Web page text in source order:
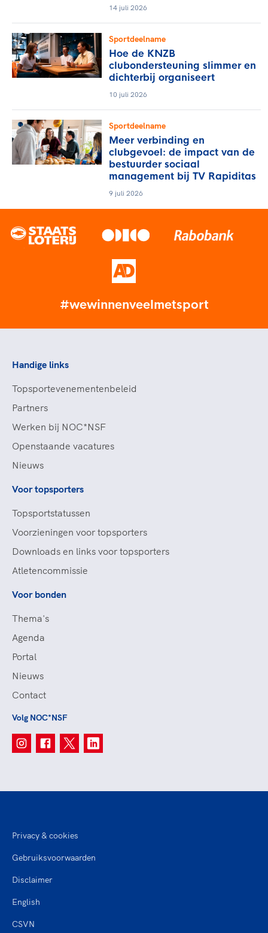
14 juli 2026
Sportdeelname
Hoe de KNZB
clubondersteuning slimmer en
dichterbij organiseert
10 juli 2026
Sportdeelname
Meer verbinding en
clubgevoel: de impact van de
bestuurder sociaal
management bij TV Rapiditas
9 juli 2026
#wewinnenveelmetsport
Handige links
Topsportevenementenbeleid
Partners
Werken bij NOC*NSF
Openstaande vacatures
Nieuws
Voor topsporters
Topsportstatussen
Voorzieningen voor topsporters
Downloads en links voor topsporters
Atletencommissie
Voor bonden
Thema's
Agenda
Portal
Nieuws
Contact
Volg NOC*NSF
Privacy & cookies
Gebruiksvoorwaarden
Disclaimer
English
CSVN